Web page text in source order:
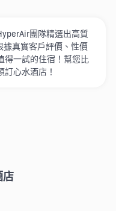
團隊精選出高質
真實客戶評價、性價
得一試的住宿！幫您比
心水酒店！
店